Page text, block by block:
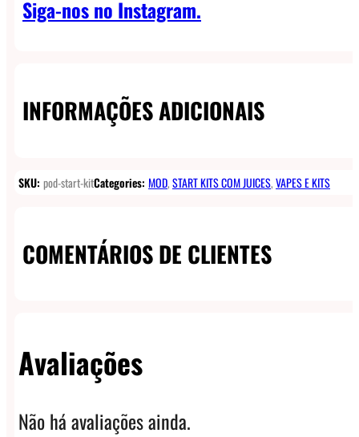
Siga-nos no Instagram.
INFORMAÇÕES ADICIONAIS
SKU: pod-start-kitCategories: MOD,START KITS COM JUICES,VAPES E KITS
COMENTÁRIOS DE CLIENTES
Avaliações
Não há avaliações ainda.